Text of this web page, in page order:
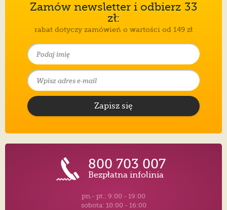
Zamów newsletter i odbierz 33
zł:
rabat dotyczy zamówień o wartości od 149 zł
Zapisz się
800 703 007
Bezpłatna infolinia
pn.- pt.: 9:00 - 19:00
sobota: 10:00 - 16:00